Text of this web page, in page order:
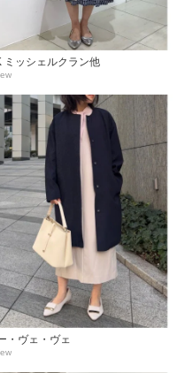
ミッシェルクラン他
・ヴェ・ヴェ